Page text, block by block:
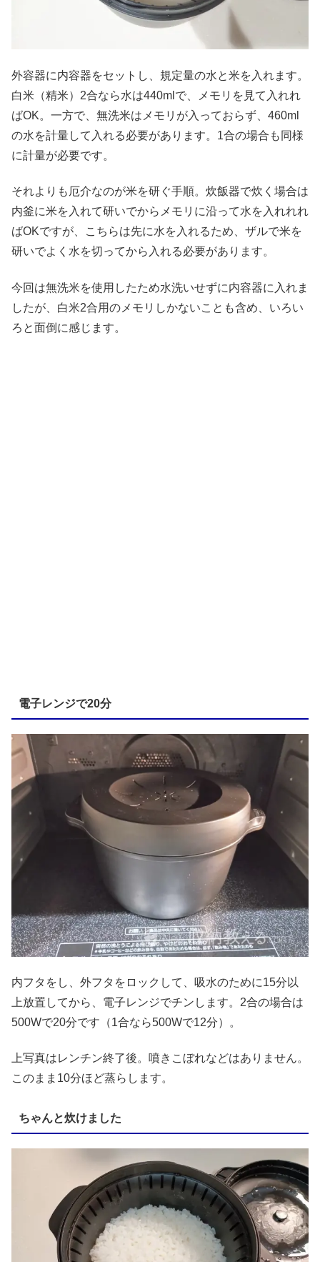
外容器に内容器をセットし、規定量の水と米を入れます。
白米（精米）2合なら水は440mlで、メモリを見て入れれ
ばOK。一方で、無洗米はメモリが入っておらず、460ml
の水を計量して入れる必要があります。1合の場合も同様
に計量が必要です。
それよりも厄介なのが米を研ぐ手順。炊飯器で炊く場合は
内釜に米を入れて研いでからメモリに沿って水を入れれれ
ばOKですが、こちらは先に水を入れるため、ザルで米を
研いでよく水を切ってから入れる必要があります。
今回は無洗米を使用したため水洗いせずに内容器に入れま
したが、白米2合用のメモリしかないことも含め、いろい
ろと面倒に感じます。
電子レンジで20分
内フタをし、外フタをロックして、吸水のために15分以
上放置してから、電子レンジでチンします。2合の場合は
500Wで20分です（1合なら500Wで12分）。
上写真はレンチン終了後。噴きこぼれなどはありません。
このまま10分ほど蒸らします。
ちゃんと炊けました